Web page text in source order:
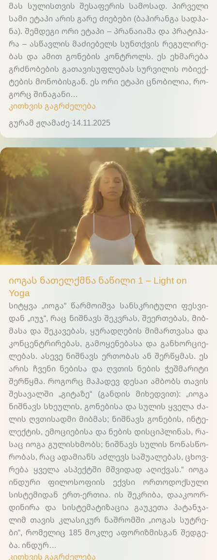
მას სუ­ლის­თვის შე­სა­ფე­რის სა­მო­სად. პირ­ვე­ლი
სა­მი ეტა­პი არის გა­რე ძი­ებე­ბი (ბა­ჰი­რან­გა სად­ჰა­
ნა). შემ­დე­გი ორი ეტა­პი – პრა­ნაი­ამა და პრა­ტი­ჰა­
რა – ას­წავ­ლის მა­ძიე­ბელს სუნ­თქვის რე­გუ­ლი­რე­
ბას და ამით გო­ნე­ბის კონ­ტროლს. ეს ეხ­მა­რე­ბა
გრძნო­ბე­ბის გა­თა­ვი­სუფ­ლე­ბას სურ­ვი­ლის ობი­ექ­
ტე­ბის მო­ნო­ბის­გან. ეს ორი ეტა­პი ცნო­ბი­ლია, რო­
გორც ში­ნა­გა­ნი…
კითხვის გაგრძელება
გურამ ჟღამაძე·14.11.2025
იოგას ნათელქმნა ნაწილი 1 – Light on
Yoga
სიტ­ყვა „იოგა“ წარ­მო­იშ­ვა სან­სკრი­ტუ­ლი ფეს­ვი­
დან „იუჯ“, რაც ნიშ­ნავს შეკ­ვრას, შე­ერ­თე­ბას, მიბ­
მა­სა და შე­კა­ვე­ბას, ყუ­რად­ღე­ბის მი­მარ­თვა­სა და
კონ­ცენ­ტრი­რე­ბას, გა­მო­ყე­ნე­ბა­სა და გან­ხორ­ციე­
ლე­ბას. ასე­ვე ნიშ­ნავს ერ­თო­ბას ან შერ­წყმას. ეს
არის ჩვე­ნი ნე­ბი­სა და ღვთის ნე­ბის ჭეშ­მა­რი­ტი
შერ­წყმა. რო­გორც მა­ჰა­დევ დე­საი ამ­ბობს თა­ვის
შე­სა­ვალ­ში „გი­ტა­ზე“ (გან­დის მი­ხედ­ვით): „იო­გა
ნიშ­ნავს სხე­ულის, გო­ნე­ბი­სა და სუ­ლის ყვე­ლა ძა­
ლის ღვთი­სად­მი მიბ­მას; ნიშ­ნავს გო­ნე­ბის, ინ­ტე­
ლექ­ტის, ემო­ციე­ბი­სა და ნე­ბის დის­ციპ­ლი­ნას, რა­
საც იო­გა გუ­ლის­ხმობს; ნიშ­ნავს სუ­ლის წო­ნას­წო­
რო­ბას, რაც ადა­მი­ანს აძ­ლევს სა­შუა­ლე­ბას, ცხოვ­
რე­ბა ყვე­ლა ას­პექ­ტში მშვი­დად აღიქ­ვას.“ იო­გა
ინ­დუ­რი ფი­ლო­სო­ფი­ის ექ­ვსი ორ­თო­დოქ­სუ­ლი
სის­ტე­მი­დან ერთ-ერ­თია. ის შეკ­რი­ბა, და­აკო­ორ­
დი­ნი­რა და სის­ტე­მა­ტი­ზა­ცია გა­უკე­თა პა­ტან­ჯა­
ლიმ თა­ვის კლა­სი­კურ ნაშ­რომ­ში „იო­გას სუტ­რე­
ბი“, რო­მე­ლიც 185 მოკ­ლე აფო­რიზ­მის­გან შედ­გე­
ბა. ინ­დურ…
კითხვის გაგრძელება